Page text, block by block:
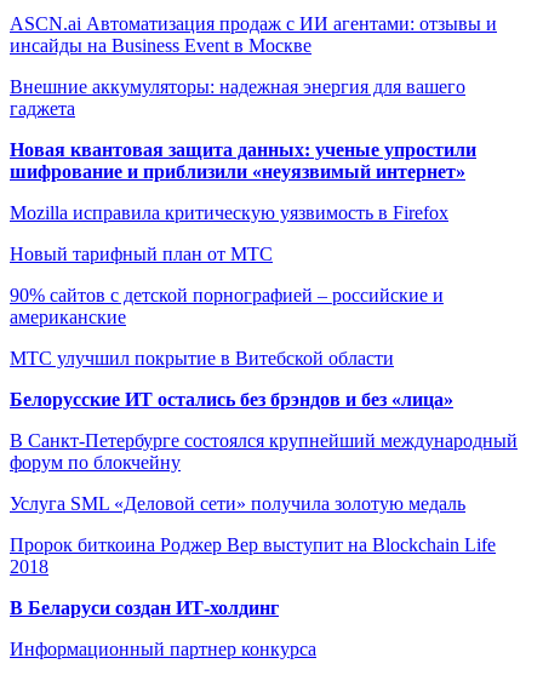
ASCN.ai Автоматизация продаж с ИИ агентами: отзывы и
инсайды на Business Event в Москве
Внешние аккумуляторы: надежная энергия для вашего
гаджета
Новая квантовая защита данных: ученые упростили
шифрование и приблизили «неуязвимый интернет»
Mozilla исправила критическую уязвимость в Firefox
Новый тарифный план от МТС
90% сайтов с детской порнографией – российские и
американские
МТС улучшил покрытие в Витебской области
Белорусские ИТ остались без брэндов и без «лица»
В Санкт-Петербурге состоялся крупнейший международный
форум по блокчейну
Услуга SML «Деловой сети» получила золотую медаль
Пророк биткоина Роджер Вер выступит на Blockchain Life
2018
В Беларуси создан ИТ-холдинг
Информационный партнер конкурса